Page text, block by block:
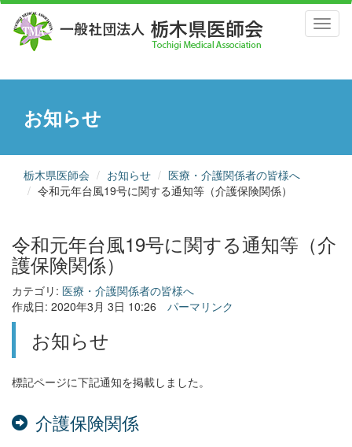
お知らせ
栃木県医師会 お知らせ
医療・介護関係者の皆様へ
令和元年台風19号に関する通知等（介護保険関係）
令和元年台風19号に関する通知等（介
護保険関係）
カテゴリ: 医療・介護関係者の皆様へ
作成日: 2020年3月 3日 10:26
パーマリンク
お知らせ
標記ページに下記通知を掲載しました。
介護保険関係